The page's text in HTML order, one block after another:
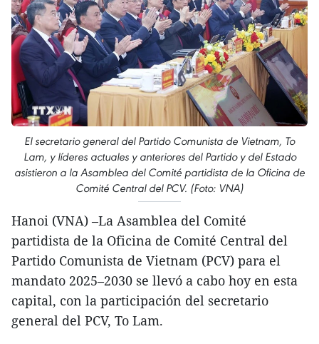
El secretario general del Partido Comunista de Vietnam, To
Lam, y líderes actuales y anteriores del Partido y del Estado
asistieron a la Asamblea del Comité partidista de la Oficina de
Comité Central del PCV. (Foto: VNA)
Hanoi (VNA) –La Asamblea del Comité
partidista de la Oficina de Comité Central del
Partido Comunista de Vietnam (PCV) para el
mandato 2025–2030 se llevó a cabo hoy en esta
capital, con la participación del secretario
general del PCV, To Lam.